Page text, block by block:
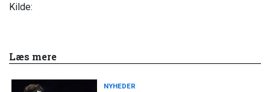
Kilde:
Læs mere
NYHEDER